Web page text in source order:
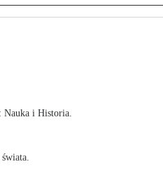
Nauka i Historia.